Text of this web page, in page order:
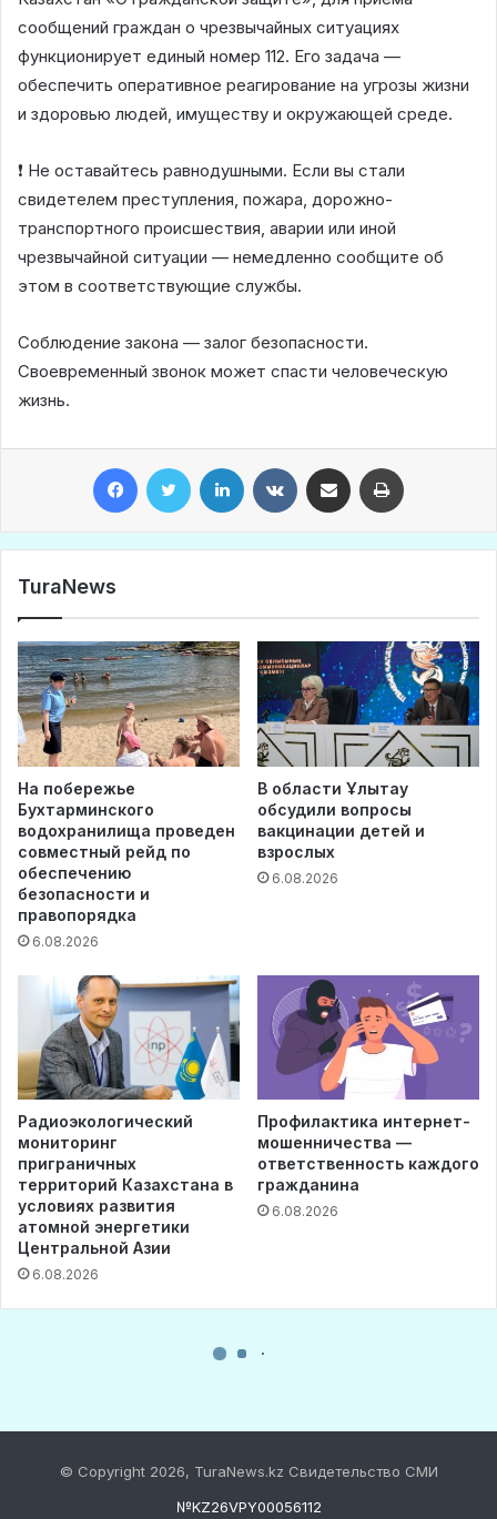
© Copyright 2026, TuraNews.kz Свидетельство СМИ
№KZ26VPY00056112